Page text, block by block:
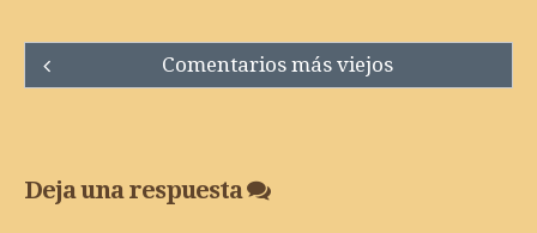
Comment
navigation
Comentarios más viejos
Deja una respuesta